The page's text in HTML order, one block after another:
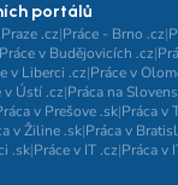
portálů
.cz|Práce - Brno .cz|
Práce v Budějovicích .cz|
v Liberci .cz|Práce v
v Ústí .cz|Práca na
v Prešove .sk|Práca v
v Žiline .sk|Práca v
.sk|Práce v IT .cz|Práca v